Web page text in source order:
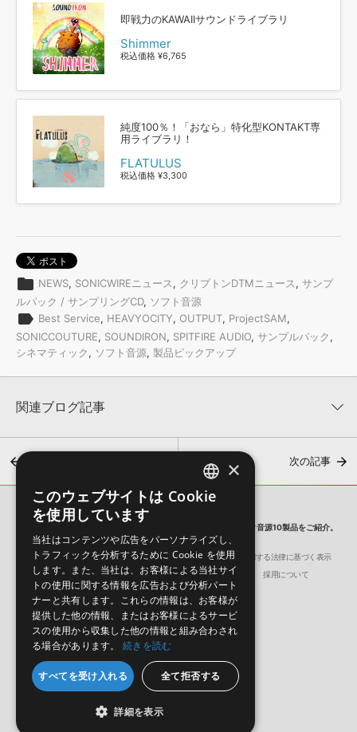
即戦力のKAWAIIサウンドライブラリ
Shimmer
税込価格 ¥6,765
純度100％！「おなら」特化型KONTAKT専
用ライブラリ！
FLATULUS
税込価格 ¥3,300
folder NEWS, SONICWIREニュース, クリプトンDTMニュース, サンプ
ルパック / サンプリングCD, ソフト音源
label Best Service, HEAVYOCITY, OUTPUT, ProjectSAM,
SONICCOUTURE, SOUNDIRON, SPITFIRE AUDIO, サンプルパック,
シネマティック, ソフト音源, 製品ピックアップ
関連ブログ記事
【急募】DTM俳句入門～この夏、DTMer達のXが俳句に染まる
2026年8月7日 15:00
【2026年最新】特徴別アンプシミュレーターおすすめ10選
次の記事
【製品ピックアップ】音色選びで雰囲気マシマシ！シネマティック音源10製品をご紹介。
会社概要 環境保護（CSR）への取り組み
特定商取引に関する法律に基づく表示
サイト動作環境
利用規約 個人情報の保護について 採用について
© Crypton Future Media, INC.
日本語
ENGLISH
×
このウェブサイトは Cookie
を使用しています
当社はコンテンツや広告をパーソナライズし、
トラフィックを分析するために Cookie を使用
します。また、当社は、お客様による当社サイ
トの使用に関する情報を広告および分析パート
ナーと共有します。これらの情報は、お客様が
提供した他の情報、またはお客様によるサービ
スの使用から収集した他の情報と組み合わされ
る場合があります。
続きを読む
すべてを受け入れる 全て拒否する
詳細を表示